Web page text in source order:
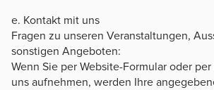
e. Kontakt mit uns
Fragen zu unseren Veranstaltungen,
sonstigen Angeboten:
Wenn Sie per Website-Formular oder
uns aufnehmen, werden Ihre